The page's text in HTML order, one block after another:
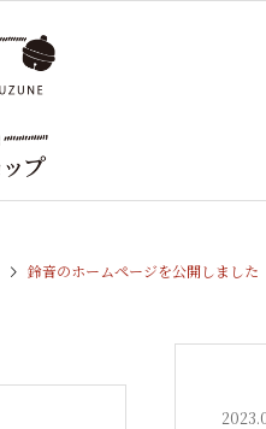
鈴音のホームページを公開しました